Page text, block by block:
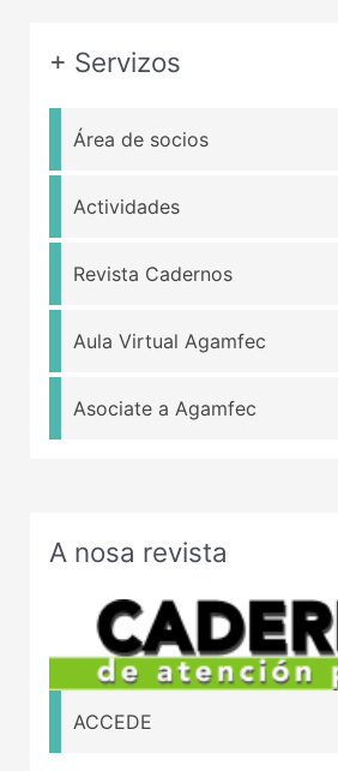
+ Servizos
Área de socios
Actividades
Revista Cadernos
Aula Virtual Agamfec
Asociate a Agamfec
A nosa revista
ACCEDE